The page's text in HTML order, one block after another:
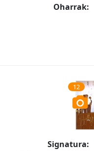
Oharrak:
12
Signatura: